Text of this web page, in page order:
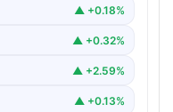
bir biçimde irtibat
▲ +0.18%
▲ +0.32%
▲ +2.59%
▲ +0.13%